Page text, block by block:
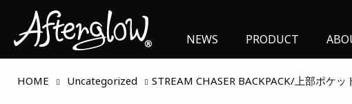
NEWS PRODUCT
HOME Uncategorized STREAM CHASER BACKPACK/上部ポケッ